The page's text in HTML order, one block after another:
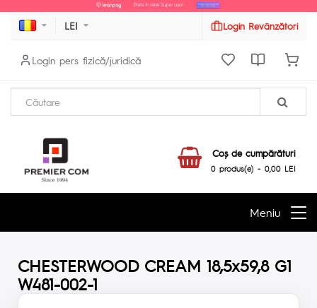
LEI Login Revânzători
Login pers fizică/juridică
Coş de cumpărături
0 produs(e) - 0,00 LEI
Meniu
CHESTERWOOD CREAM 18,5x59,8 G1
W481-002-1